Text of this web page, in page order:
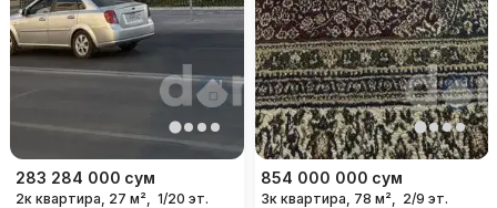
283 284 000 сум
2к квартира, 27 м², 1/20 эт.
854 000 000 сум
3к квартира, 78 м², 2/9 эт.